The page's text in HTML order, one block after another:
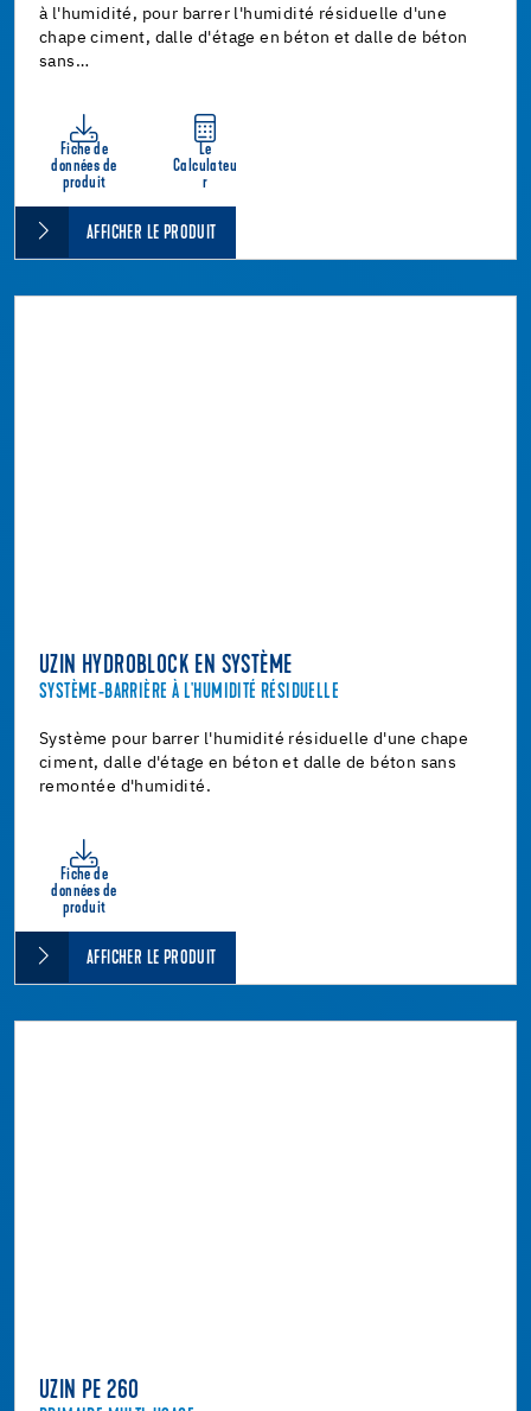
à l'humidité, pour barrer l'humidité résiduelle d'une
chape ciment, dalle d'étage en béton et dalle de béton
sans…
Fiche de
données de
produit
Le
Calculateu
r
AFFICHER LE PRODUIT
UZIN HYDROBLOCK EN SYSTÈME
SYSTÈME-BARRIÈRE À L'HUMIDITÉ RÉSIDUELLE
Système pour barrer l'humidité résiduelle d'une chape
ciment, dalle d'étage en béton et dalle de béton sans
remontée d'humidité.
Fiche de
données de
produit
AFFICHER LE PRODUIT
UZIN PE 260